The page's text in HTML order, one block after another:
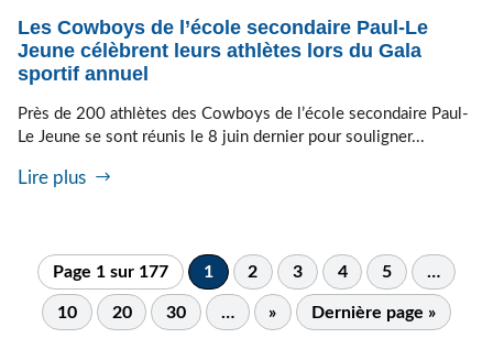
Les Cowboys de l’école secondaire Paul-Le
Jeune célèbrent leurs athlètes lors du Gala
sportif annuel
Près de 200 athlètes des Cowboys de l’école secondaire Paul-
Le Jeune se sont réunis le 8 juin dernier pour souligner...
Lire plus
Page 1 sur 177 1 2 3 4 5 …
10 20 30 … » Dernière page »